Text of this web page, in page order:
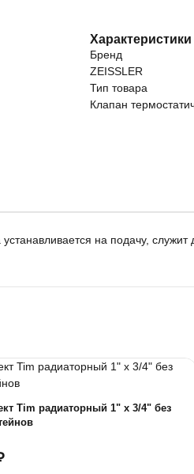
Характеристики
Бренд
ZEISSLER
Тип товара
Клапан
на подачу,
Tim радиаторный 1" х 3/4" без